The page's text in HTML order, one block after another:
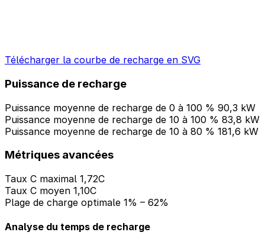
Télécharger la courbe de recharge en SVG
Puissance de recharge
Puissance moyenne de recharge de 0 à 100 % 90,3 kW
Puissance moyenne de recharge de 10 à 100 % 83,8 kW
Puissance moyenne de recharge de 10 à 80 % 181,6 kW
Métriques avancées
Taux C maximal 1,72C
Taux C moyen 1,10C
Plage de charge optimale 1% – 62%
Analyse du temps de recharge